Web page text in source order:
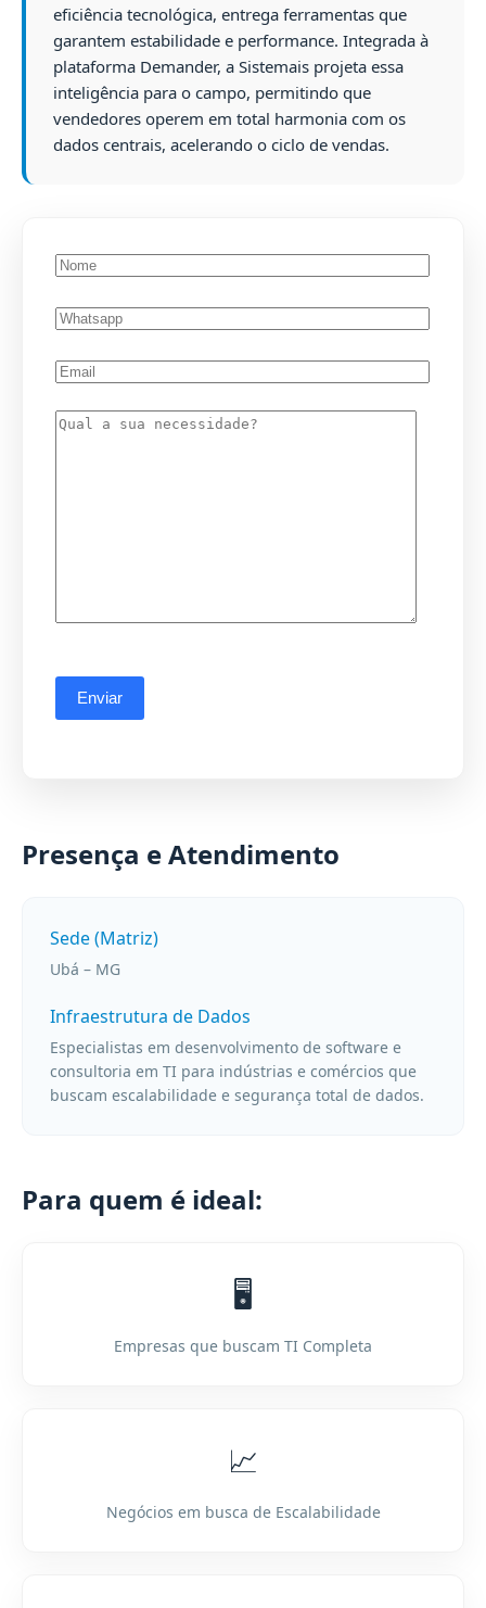
eficiência tecnológica, entrega ferramentas que
garantem estabilidade e performance. Integrada à
plataforma Demander, a Sistemais projeta essa
inteligência para o campo, permitindo que
vendedores operem em total harmonia com os
dados centrais, acelerando o ciclo de vendas.
Presença e Atendimento
Sede (Matriz)
Ubá – MG
Infraestrutura de Dados
Especialistas em desenvolvimento de software e
consultoria em TI para indústrias e comércios que
buscam escalabilidade e segurança total de dados.
Para quem é ideal:
🖥️
Empresas que buscam TI Completa
📈
Negócios em busca de Escalabilidade